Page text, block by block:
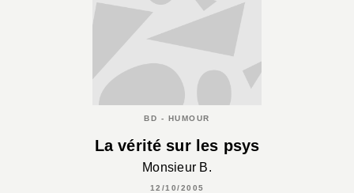
BD - HUMOUR
La vérité sur les psys
Monsieur B.
12/10/2005